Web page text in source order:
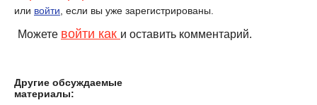
или войти , если вы уже зарегистрированы.
Можете войти как и оставить комментарий.
Другие обсуждаемые
материалы: